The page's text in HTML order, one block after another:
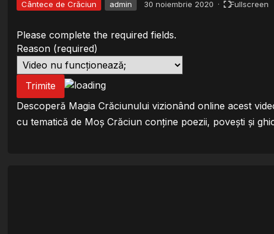
Cântece de Crăciun admin 30 noiembrie 2020 · Fullscreen
Please complete the required fields.
Reason (required)
Trimite
Descoperă Magia Crăciunului vizionând online acest
cu tematică de Moș Crăciun conține poezii, povești și